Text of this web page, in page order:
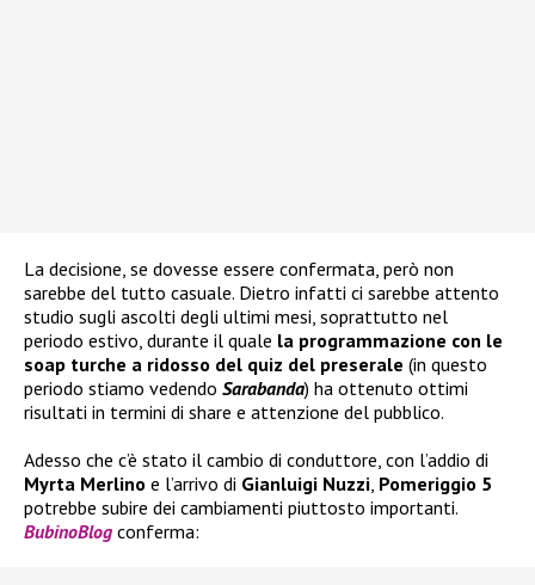
La decisione, se dovesse essere confermata, però non
sarebbe del tutto casuale. Dietro infatti ci sarebbe attento
studio sugli ascolti degli ultimi mesi, soprattutto nel
periodo estivo, durante il quale la programmazione con le
soap turche a ridosso del quiz del preserale (in questo
periodo stiamo vedendo Sarabanda) ha ottenuto ottimi
risultati in termini di share e attenzione del pubblico.
Adesso che c’è stato il cambio di conduttore, con l’addio di
Myrta Merlino e l’arrivo di Gianluigi Nuzzi Pomeriggio 5
potrebbe subire dei cambiamenti piuttosto importanti.
BubinoBlog conferma: